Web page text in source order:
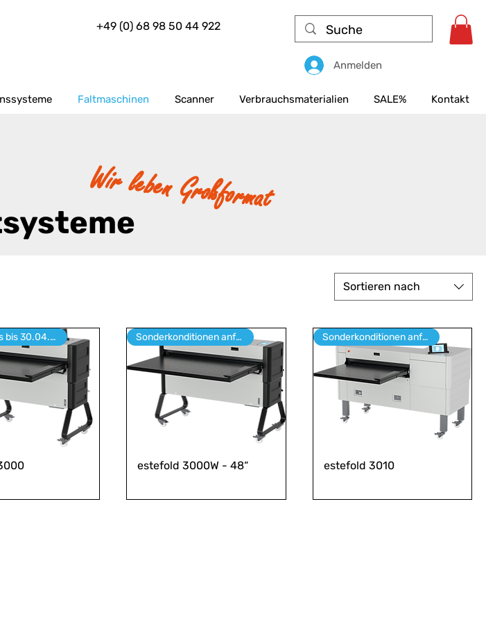
+49 (0) 68 98 50 44 922
Anmelden
Faltmaschinen Scanner Verbrauchsmaterialien SALE% Kontakt
Wir leben Großformat
Sortieren nach
Sonderpreis bis 30.04.2026 Sonderkonditionen anfragen
estefold 3000W - 48“
Sonderkonditionen anfragen
estefold 3010